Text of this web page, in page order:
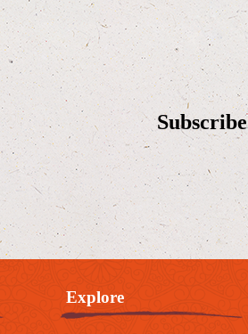
Explore